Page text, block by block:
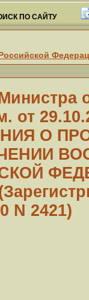
ПО САЙТУ
от
О
N 2421)